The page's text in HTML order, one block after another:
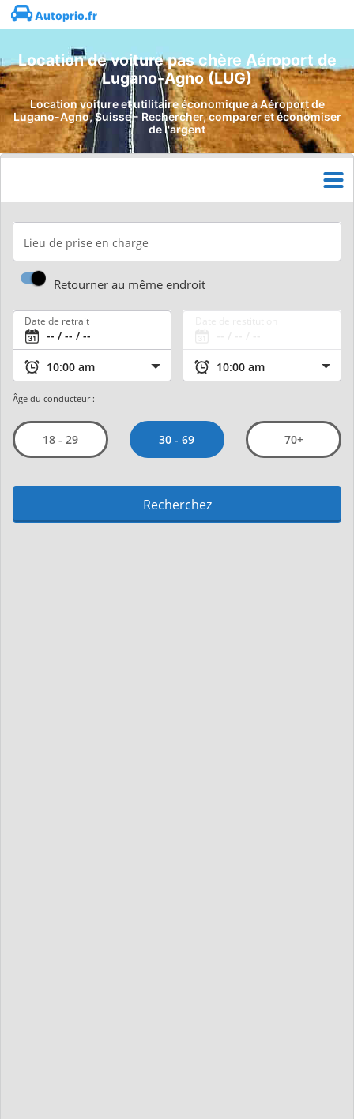
Autoprio.fr
Location de voiture pas chère Aéroport de
Lugano-Agno (LUG)
Location voiture et utilitaire économique à Aéroport de
Lugano-Agno, Suisse - Rechercher, comparer et économiser
de l'argent
Lieu de prise en charge
Retourner au même endroit
Date de retrait
Âge du conducteur :
18 - 29 30 - 69 70+
Recherchez